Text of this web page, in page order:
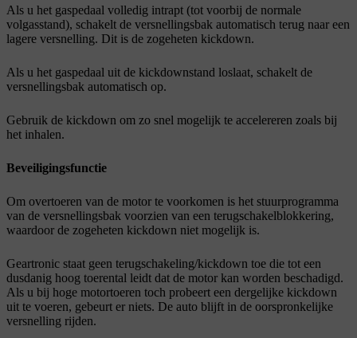
Als u het gaspedaal volledig intrapt (tot voorbij de normale
volgasstand), schakelt de versnellingsbak automatisch terug naar een
lagere versnelling. Dit is de zogeheten kickdown.
Als u het gaspedaal uit de kickdownstand loslaat, schakelt de
versnellingsbak automatisch op.
Gebruik de kickdown om zo snel mogelijk te accelereren zoals bij
het inhalen.
Beveiligingsfunctie
Om overtoeren van de motor te voorkomen is het stuurprogramma
van de versnellingsbak voorzien van een terugschakelblokkering,
waardoor de zogeheten kickdown niet mogelijk is.
Geartronic staat geen terugschakeling/kickdown toe die tot een
dusdanig hoog toerental leidt dat de motor kan worden beschadigd.
Als u bij hoge motortoeren toch probeert een dergelijke kickdown
uit te voeren, gebeurt er niets. De auto blijft in de oorspronkelijke
versnelling rijden.